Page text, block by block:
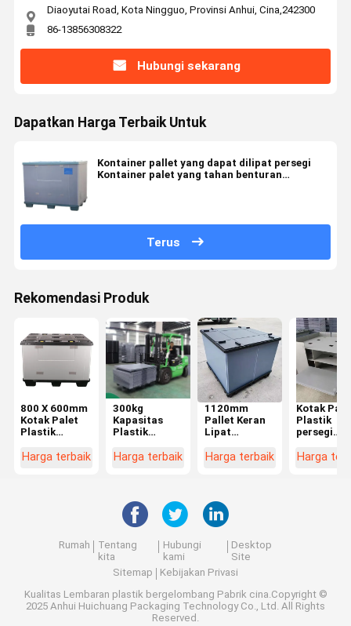
Diaoyutai Road, Kota Ningguo, Provinsi Anhui, Cina,242300
86-13856308322
Hubungi sekarang
Dapatkan Harga Terbaik Untuk
Kontainer pallet yang dapat dilipat persegi
Kontainer palet yang tahan benturan
Terus
Rekomendasi Produk
800 X 600mm
Kotak Palet
Plastik
Plastik Palet
Kontainer
Harga terbaik
300kg
Kapasitas
Plastik
Pindah Lipat
Plastik Bulk
Resistant
Harga terbaik
1120mm
Pallet Keran
Lipat
Plastik Bulk
Container
Harga terbaik
Kotak
Plastik
persegi
Kotak
Lipat
Harga
Rumah
Tentang
kita
Hubungi
kami
Desktop
Site
Sitemap
Kebijakan Privasi
Kualitas Lembaran plastik bergelombang Pabrik cina.Copyright ©
2025 Anhui Huichuang Packaging Technology Co., Ltd. All Rights
Reserved.